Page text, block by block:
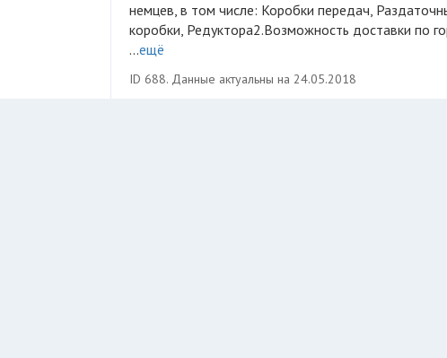
немцев, в том числе: Коробки передач,
коробки, Редуктора2.Возможность доставки по
...ещё
ID 688. Данные актуальны на 24.05.2018